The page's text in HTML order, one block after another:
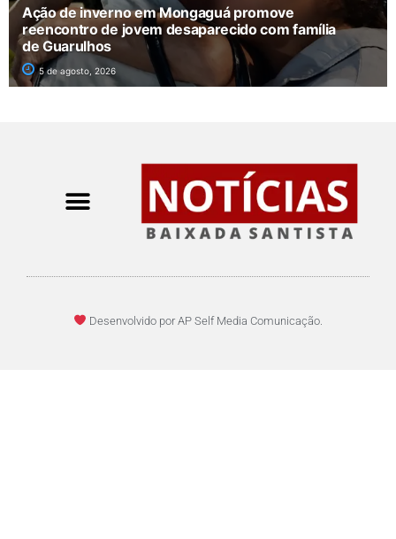
Ação de inverno em Mongaguá promove
reencontro de jovem desaparecido com família
de Guarulhos
5 de agosto, 2026
Desenvolvido por AP Self Media Comunicação.